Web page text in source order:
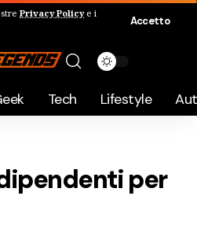
Privacy Policye i
Accetto
Tech Lifestyle
per